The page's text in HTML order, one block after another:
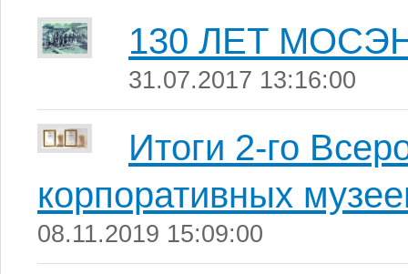
130 ЛЕТ
31.07.2017 13:16:00
Итоги 2-го
корпоративных
08.11.2019 15:09:00